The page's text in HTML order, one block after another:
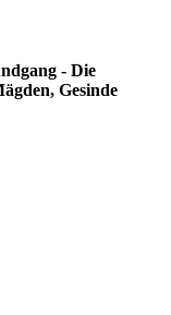
- Die
Gesinde